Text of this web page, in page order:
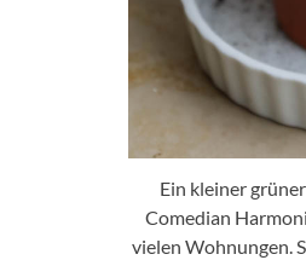
Ein kleiner
Comedian
vielen Wohnungen.